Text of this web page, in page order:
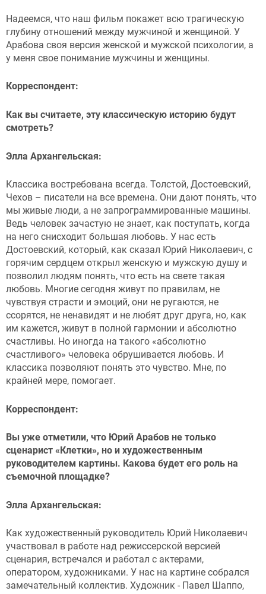
Надеемся, что наш фильм покажет всю трагическую
глубину отношений между мужчиной и женщиной. У
Арабова своя версия женской и мужской психологии, а
у меня свое понимание мужчины и женщины.
Корреспондент:
Как вы считаете, эту классическую историю будут
смотреть?
Элла Архангельская:
Классика востребована всегда. Толстой, Достоевский,
Чехов – писатели на все времена. Они дают понять, что
мы живые люди, а не запрограммированные машины.
Ведь человек зачастую не знает, как поступать, когда
на него снисходит большая любовь. У нас есть
Достоевский, который, как сказал Юрий Николаевич, с
горячим сердцем открыл женскую и мужскую душу и
позволил людям понять, что есть на свете такая
любовь. Многие сегодня живут по правилам, не
чувствуя страсти и эмоций, они не ругаются, не
ссорятся, не ненавидят и не любят друг друга, но, как
им кажется, живут в полной гармонии и абсолютно
счастливы. Но иногда на такого «абсолютно
счастливого» человека обрушивается любовь. И
классика позволяют понять это чувство. Мне, по
крайней мере, помогает.
Корреспондент:
Вы уже отметили, что Юрий Арабов не только
сценарист «Клетки», но и художественным
руководителем картины. Какова будет его роль на
съемочной площадке?
Элла Архангельская:
Как художественный руководитель Юрий Николаевич
участвовал в работе над режиссерской версией
сценария, встречался и работал с актерами,
оператором, художниками. У нас на картине собрался
замечательный коллектив. Художник - Павел Шаппо,